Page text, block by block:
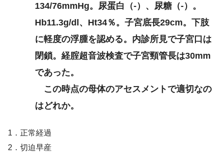
134/76mmHg。尿蛋白（-）、尿糖（-）。
Hb11.3g/dl、Ht34％。子宮底長29cm。下肢
に軽度の浮腫を認める。内診所見で子宮口は
閉鎖。経腟超音波検査で子宮頸管長は30mm
であった。
この時点の母体のアセスメントで適切なの
はどれか。
1．正常経過
2．切迫早産